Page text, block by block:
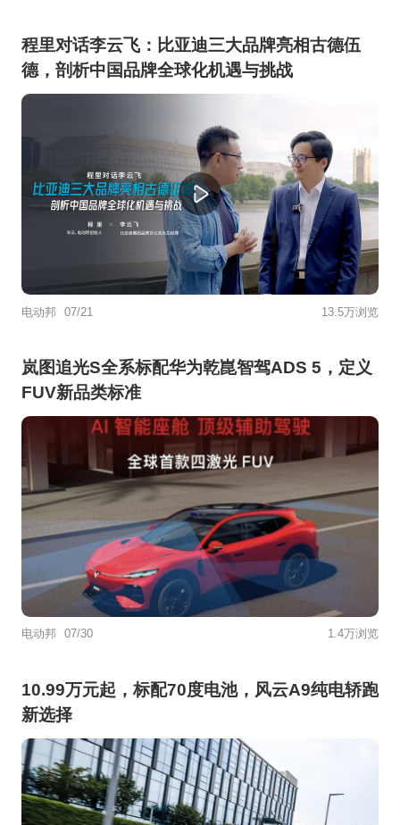
程里对话李云飞：比亚迪三大品牌亮相古德伍
德，剖析中国品牌全球化机遇与挑战
电动邦 07/21 13.5万浏览
岚图追光S全系标配华为乾崑智驾ADS 5，定义
FUV新品类标准
电动邦 07/30 1.4万浏览
10.99万元起，标配70度电池，风云A9纯电轿跑
新选择